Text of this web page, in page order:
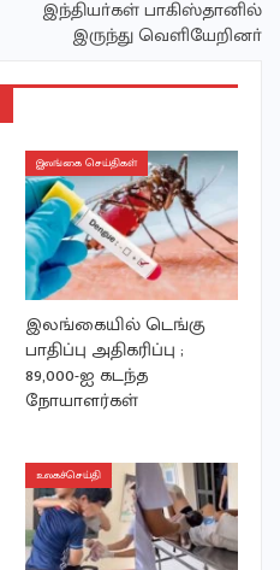
இந்தியா்கள் பாகிஸ்தானில்
இருந்து வெளியேறினா்
இலங்கை செய்திகள்
இலங்கையில் டெங்கு
பாதிப்பு அதிகரிப்பு ;
89,000-ஐ கடந்த
நோயாளர்கள்
உலகச்செய்தி